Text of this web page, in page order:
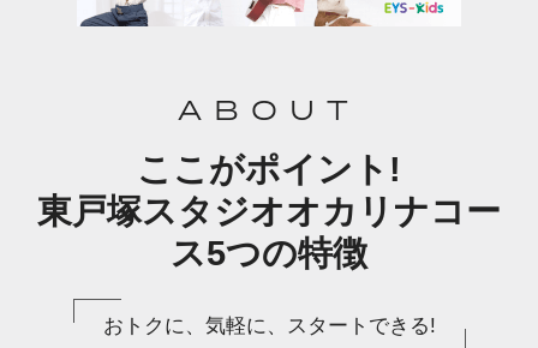
ABOUT
ここがポイント!
東戸塚スタジオオカリナコー
ス5つの特徴
おトクに、気軽に、スタートできる!